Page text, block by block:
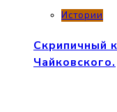
Истории
Скрипичный
Чайковского.